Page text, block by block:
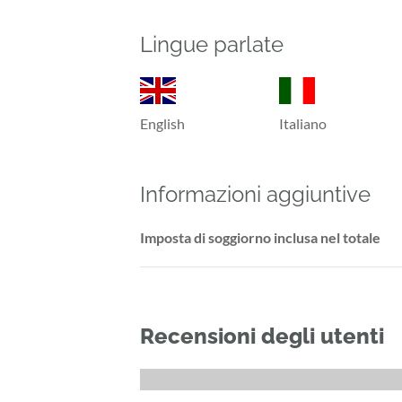
Lingue parlate
English Italiano
Informazioni aggiuntive
Imposta di soggiorno inclusa nel totale
Recensioni degli utenti